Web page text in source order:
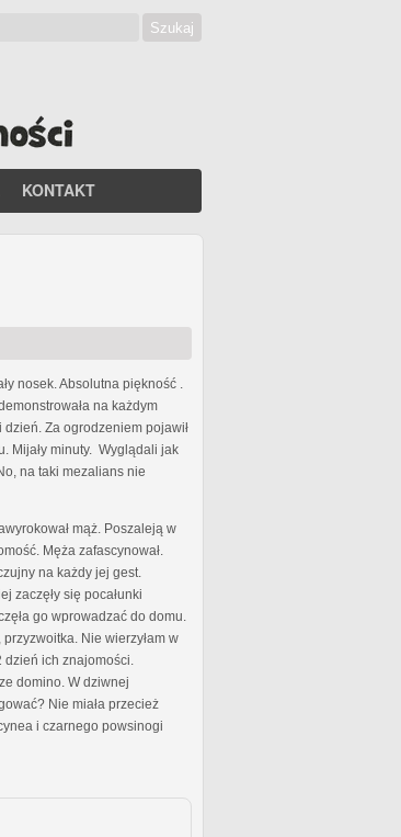
KONTAKT
nosek. Absolutna piękność .
na każdym
Za ogrodzeniem pojawił
Mijały minuty. Wyglądali jak
na taki mezalians nie
mąż. Poszaleją w
Męża zafascynował.
na każdy jej gest.
zaczęły się pocałunki
go wprowadzać do domu.
Nie wierzyłam w
dzień ich znajomości.
domino. W dziwnej
Nie miała przecież
i czarnego powsinogi